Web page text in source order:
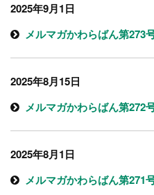
2025年9月1日
メルマガかわらばん第273
2025年8月15日
メルマガかわらばん第272
2025年8月1日
メルマガかわらばん第271